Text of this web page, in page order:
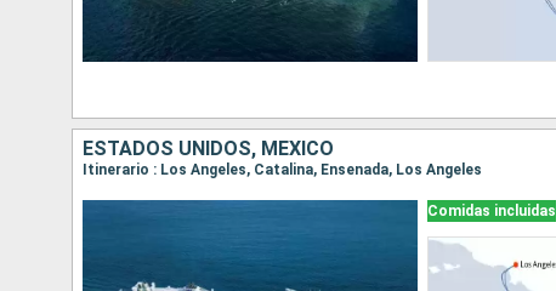
ESTADOS UNIDOS, MÉXICO
Itinerario : Los Angeles, Catalina, Ensenada, Los Angeles
Comidas incluidas